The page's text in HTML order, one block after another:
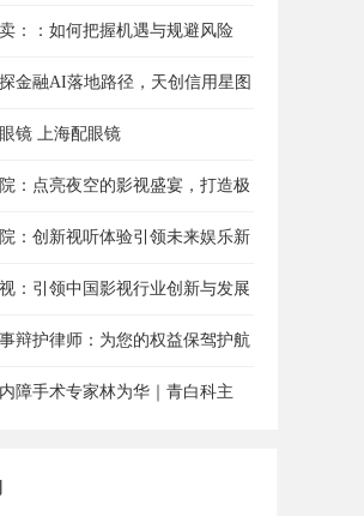
：：如何把握机遇与规避风险
金融AI落地路径，天创信用星图
业金融智能升级
镜 上海配眼镜
：点亮夜空的影视盛宴，打造极
验：创新视听体验引领未来娱乐新
：引领中国影视行业创新与发展
量
辩护律师：为您的权益保驾护航
障手术专家林为华｜青白科主